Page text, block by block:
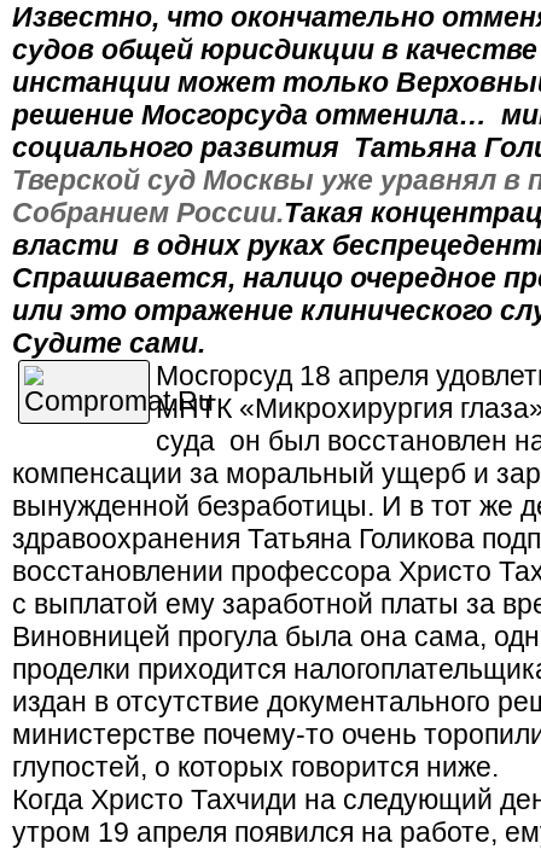
Известно, что окончательно
судов общей юрисдикции в
инстанции может только
решение Мосгорсуда отменила…
социального развития Татьяна
Тверской суд Москвы уже уравнял в
Собранием России.Такая
власти в одних руках
Спрашивается, налицо очередное
или это отражение клинического
Судите сами.
Мосгорсуд 18 апреля
МНТК «Микрохирургия
суда он был восстановлен
компенсации за моральный ущерб и
вынужденной безработицы. И в тот же
здравоохранения Татьяна Голикова
восстановлении профессора Христо
с выплатой ему заработной платы за
Виновницей прогула была она сама,
проделки приходится
издан в отсутствие документального
министерстве почему-то очень
глупостей, о которых говорится ниже.
Когда Христо Тахчиди на следующий
утром 19 апреля появился на работе,